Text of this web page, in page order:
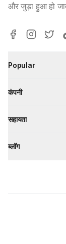
और जुड़ा हुआ हो
Popular
कंपनी
सहायता
ब्लॉग